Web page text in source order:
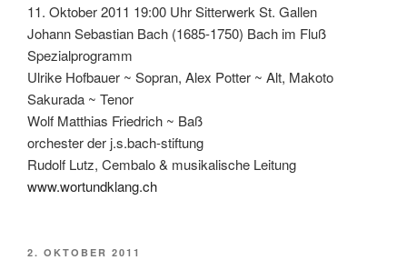
11. Oktober 2011 19:00 Uhr Sitterwerk St. Gallen
Johann Sebastian Bach (1685-1750) Bach im Fluß
Spezialprogramm
Ulrike Hofbauer ~ Sopran, Alex Potter ~ Alt, Makoto
Sakurada ~ Tenor
Wolf Matthias Friedrich ~ Baß
orchester der j.s.bach-stiftung
Rudolf Lutz, Cembalo & musikalische Leitung
www.wortundklang.ch
VERÖFFENTLICHT
2. OKTOBER 2011